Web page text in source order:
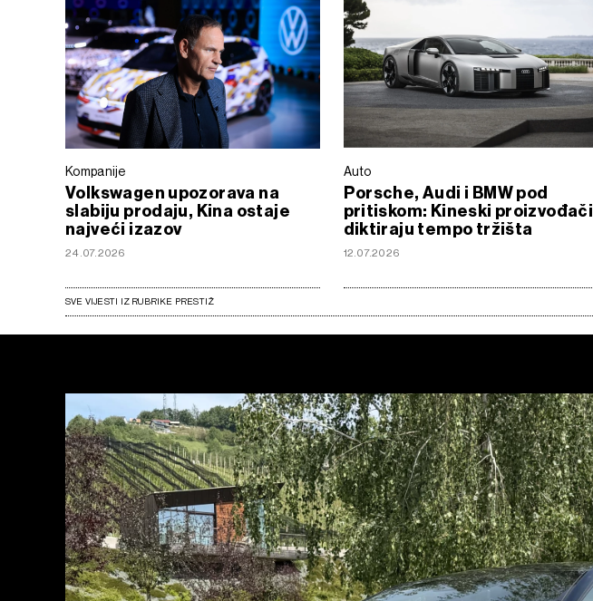
Kompanije
Volkswagen upozorava na
slabiju prodaju, Kina ostaje
najveći izazov
24.07.2026
Auto
Porsche, Audi i BMW pod
pritiskom: Kineski proizvođači
diktiraju tempo tržišta
12.07.2026
SVE VIJESTI IZ RUBRIKE PRESTIŽ